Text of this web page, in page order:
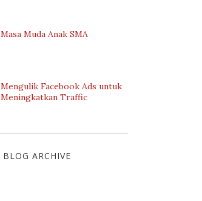
Masa Muda Anak SMA
Mengulik Facebook Ads untuk
Meningkatkan Traffic
BLOG ARCHIVE